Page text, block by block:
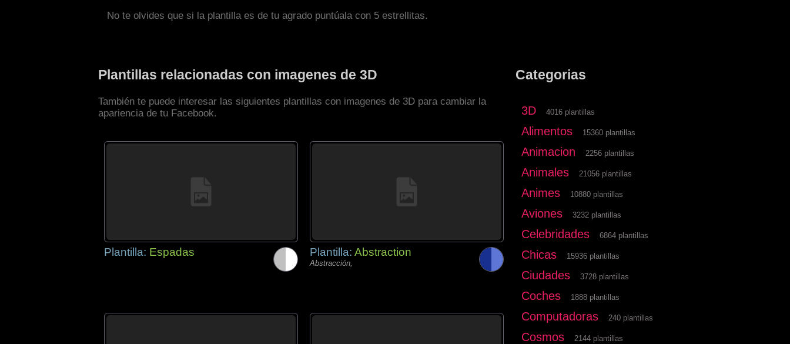
No te olvides que si la plantilla es de tu agrado puntúala con 5 estrellitas.
Plantillas relacionadas con imagenes de 3D
También te puede interesar las siguientes plantillas con imagenes de 3D para cambiar la
apariencia de tu Facebook.
Plantilla: Espadas Plantilla: Abstraction
Abstracción,
Categorias
3D 4016 plantillas
Alimentos 15360 plantillas
Animacion 2256 plantillas
Animales 21056 plantillas
Animes 10880 plantillas
Aviones 3232 plantillas
Celebridades 6864 plantillas
Chicas 15936 plantillas
Ciudades 3728 plantillas
Coches 1888 plantillas
Computadoras 240 plantillas
Cosmos 2144 plantillas